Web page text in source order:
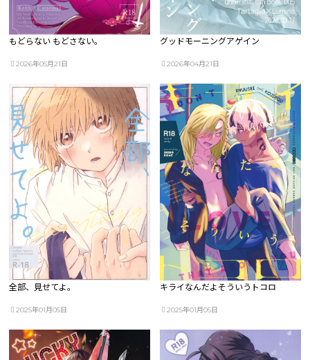
もどらない もどさない。
2026年05月21日
グッドモーニングアゲイン
2026年04月21日
全部、見せてよ。
2025年01月05日
キライなんだよそういうトコロ
2025年01月05日